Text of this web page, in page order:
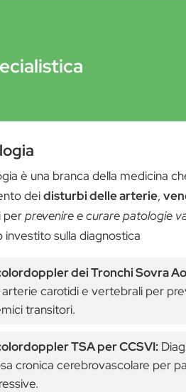
è una branca della medicina
deidisturbi delle arterie,
perprevenire e curare patologie
investito sulla diagnostica
dei Tronchi Sovra
carotidi e vertebrali per
transitori.
TSA per CCSVI:
cronica cerebrovascolare per